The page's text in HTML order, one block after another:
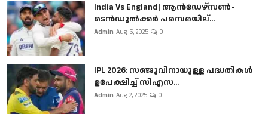
India Vs England| ആൻഡേഴ്സൺ-
ടെൻഡുല്‍ക്കർ പരമ്പരയില്...
Admin Aug 5, 2025 0
IPL 2026: സഞ്ജുവിനായുള്ള പദ്ധതികൾ
ഉപേക്ഷിച്ച് സിഎസ...
Admin Aug 2, 2025 0